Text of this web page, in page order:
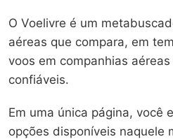
O Voelivre é um
aéreas que compara, em
voos em companhias
confiáveis.
Em uma única página, você
opções disponíveis naquele